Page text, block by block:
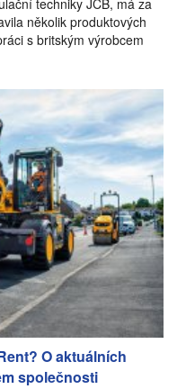
několik produktových
s britským výrobcem
O aktuálních
společnosti